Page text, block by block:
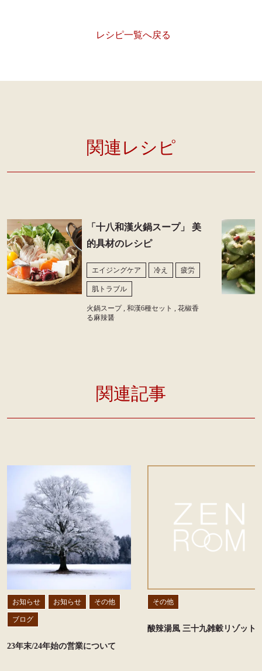
レシピ一覧へ戻る
関連レシピ
「十八和漢火鍋スープ」 美
的具材のレシピ
エイジングケア 冷え 疲労
肌トラブル
火鍋スープ , 和漢6種セット , 花椒香
る麻辣醤
関連記事
お知らせ お知らせ その他
ブログ
23年末/24年始の営業について
その他
酸辣湯風 三十九雑穀リゾット